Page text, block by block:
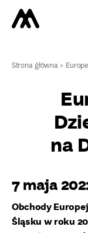
Strona główna>
na
7 maja
Obchody
Śląsku w roku